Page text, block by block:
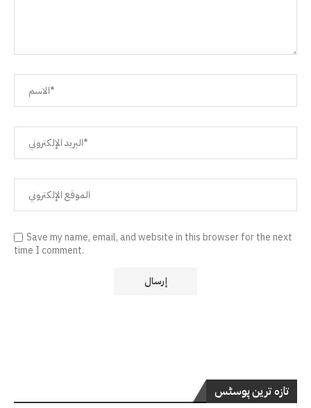
Save my name, email, and website in this browser for the next
time I comment.
تازہ ترین پوسٹس